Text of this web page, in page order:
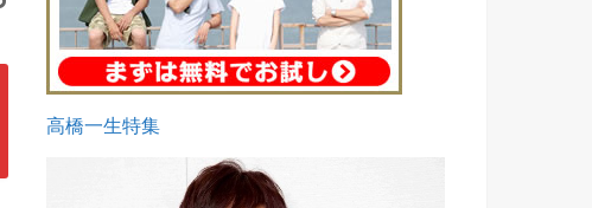
高橋一生特集